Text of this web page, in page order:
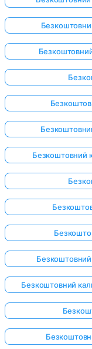
Безкоштовний
Безкоштовний